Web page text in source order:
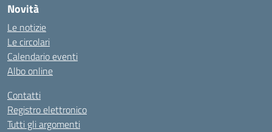
Novità
Le notizie
Le circolari
Calendario eventi
Albo online
Contatti
Registro elettronico
Tutti gli argomenti